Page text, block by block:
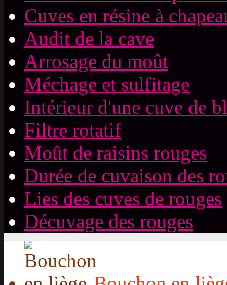
Cuves en résine à
Audit de la cave
Arrosage du moût
Méchage et sulfitage
Intérieur d'une cuve de
Filtre rotatif
Moût de raisins rouges
Durée de cuvaison des
Lies des cuves de rouges
Décuvage des rouges